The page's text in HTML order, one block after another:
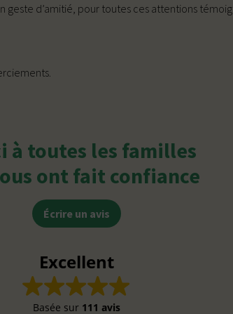
d’amitié, pour toutes ces attentions
à toutes les familles
ont fait confiance
Écrire un avis
Excellent
Basée sur 111 avis